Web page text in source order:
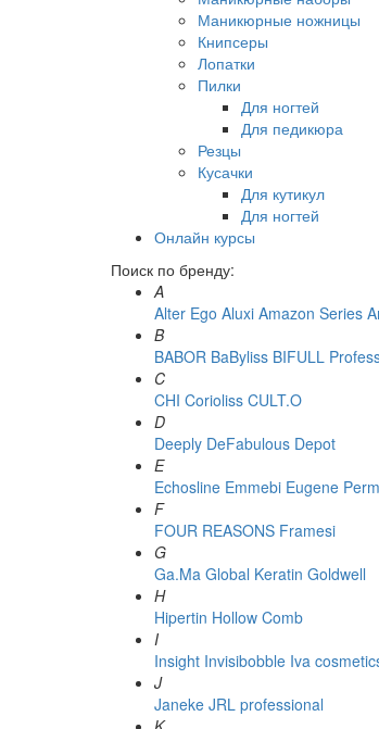
Маникюрные ножницы
Книпсеры
Лопатки
Пилки
Для ногтей
Для педикюра
Резцы
Кусачки
Для кутикул
Для ногтей
Онлайн курсы
Поиск по бренду:
A
Alter Ego Aluxi Amazon Series
B
BABOR BaByliss BIFULL
C
CHI Corioliss CULT.O
D
Deeply DeFabulous Depot
E
Echosline Emmebi Eugene
F
FOUR REASONS Framesi
G
Ga.Ma Global Keratin Goldwell
H
Hipertin Hollow Comb
I
Insight Invisibobble Iva
J
Janeke JRL professional